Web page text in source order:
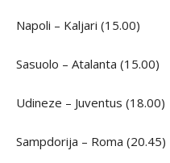
Napoli – Kaljari (15.00)
Sasuolo – Atalanta (15.00)
Udineze – Juventus (18.00)
Sampdorija – Roma (20.45)